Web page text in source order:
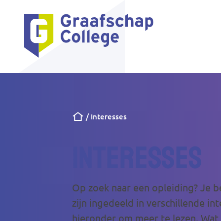
Kruimelpad
Interesses
Interesses
Op zoek naar een opleiding? Je
zijn ingedeeld in verschillende
hieronder om meer te lezen.